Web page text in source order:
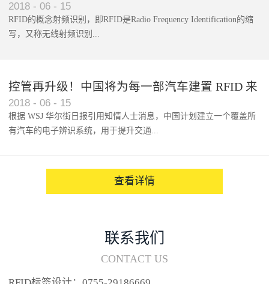
2018 - 06 - 15
RFID的概念射频识别，即RFID是Radio Frequency Identification的缩
写，又称无线射频识别...
控管再升级！中国将为每一部汽车建置 RFID 来
架构辨识系统
2018 - 06 - 15
根据 WSJ 华尔街日报引用知情人士消息，中国计划建立一个覆盖所
有汽车的电子辨识系统，用于提升交通...
查看详情
联系我们
CONTACT US